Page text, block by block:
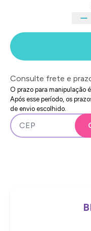
Consulte frete e
O prazo para manipulação
Após esse período, os
de envio escolhido.